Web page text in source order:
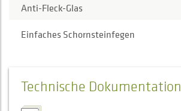
Anti-Fleck-Glas
Einfaches Schornsteinfegen
Technische Dokumentation